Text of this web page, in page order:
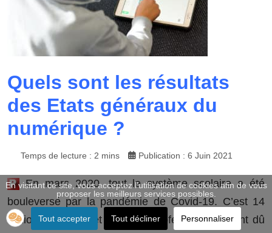
Quels sont les résultats
des Etats généraux du
numérique ?
Temps de lecture : 2 mins Publication : 6 Juin 2021
En mars 2020, tout le système scolaire a été
bouleversé par la pandémie de Covid-19. C’est 14
millions d’élèves et 800 000 professeurs qui ont dû
En visitant ce site, vous acceptez l'utilisation de cookies afin de vous
proposer les meilleurs services possibles.
Tout accepter Tout décliner Personnaliser